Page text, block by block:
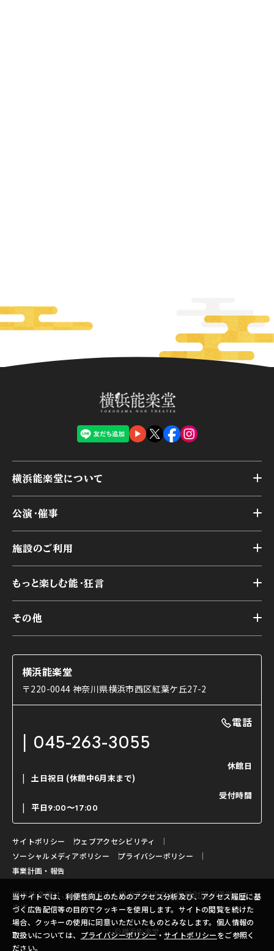
当サイトでは、利便性向上のためのアクセス分析及び、アクセス履歴に基
づく広告配信等の目的でクッキーを使用します。サイトの閲覧を続けた
場合、クッキーの使用に同意いただいたものとみなします。個人情報の
取扱いについては、 プライバシーポリシー・サイトポリシーをご参照く
ださい。
横浜能楽堂について
横浜能楽堂が取り組んだ事業
能舞台の歴史と特徴
様々なお客様に向けて
本舞台座席
交通アクセス
公演・催事
アーカイブ
施設のご利用
第二舞台
研修室
楽屋
ご利用の流れ
利用料金表
もっと楽しむ能・狂言
能舞台と演じ手
使用する道具
能・狂言の曲目説明
日本の古典芸能
その他
コラム
OTABISHO
チケット購入方法
ご寄附について
よくいただくご質問
お問い合わせ
横浜能楽堂
〒220-0044 神奈川県横浜市西区紅葉ケ丘27-2
電話
045-263-3055
休館日
土日祝日 (休館中6月末まで)
受付時間
平日9:00〜17:00
サイトポリシー
ウェブアクセシビリティ
ソーシャルメディアポリシー
プライバシーポリシー
事業計画・報告
横浜能楽堂は、公益財団法人横浜市芸術文化振興財団が運営してい
ます。
©横浜能楽堂